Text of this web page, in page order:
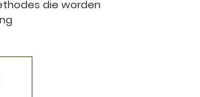
die worden